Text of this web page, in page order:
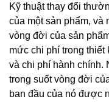
Kỹ thuật thay đổi
của một sản phẩm, và
vòng đời của sản
mức chi phí trong thiết
và chi phí hành chính.
trong suốt vòng đời
ban đầu của nó được